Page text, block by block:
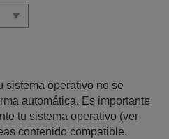
sistema operativo no se
automática. Es importante
tu sistema operativo (ver
contenido compatible.